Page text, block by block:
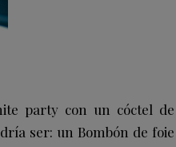
party con un cóctel de
ser: un Bombón de foie